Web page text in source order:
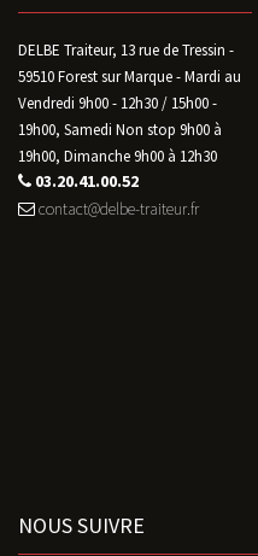
DELBE Traiteur, 13 rue de Tressin -
59510 Forest sur Marque - Mardi au
Vendredi 9h00 - 12h30 / 15h00 -
19h00, Samedi Non stop 9h00 à
19h00, Dimanche 9h00 à 12h30
03.20.41.00.52
contact@delbe-traiteur.fr
NOUS SUIVRE